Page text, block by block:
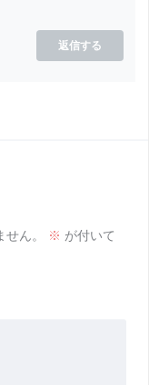
返信する
ん。 ※ が付いて